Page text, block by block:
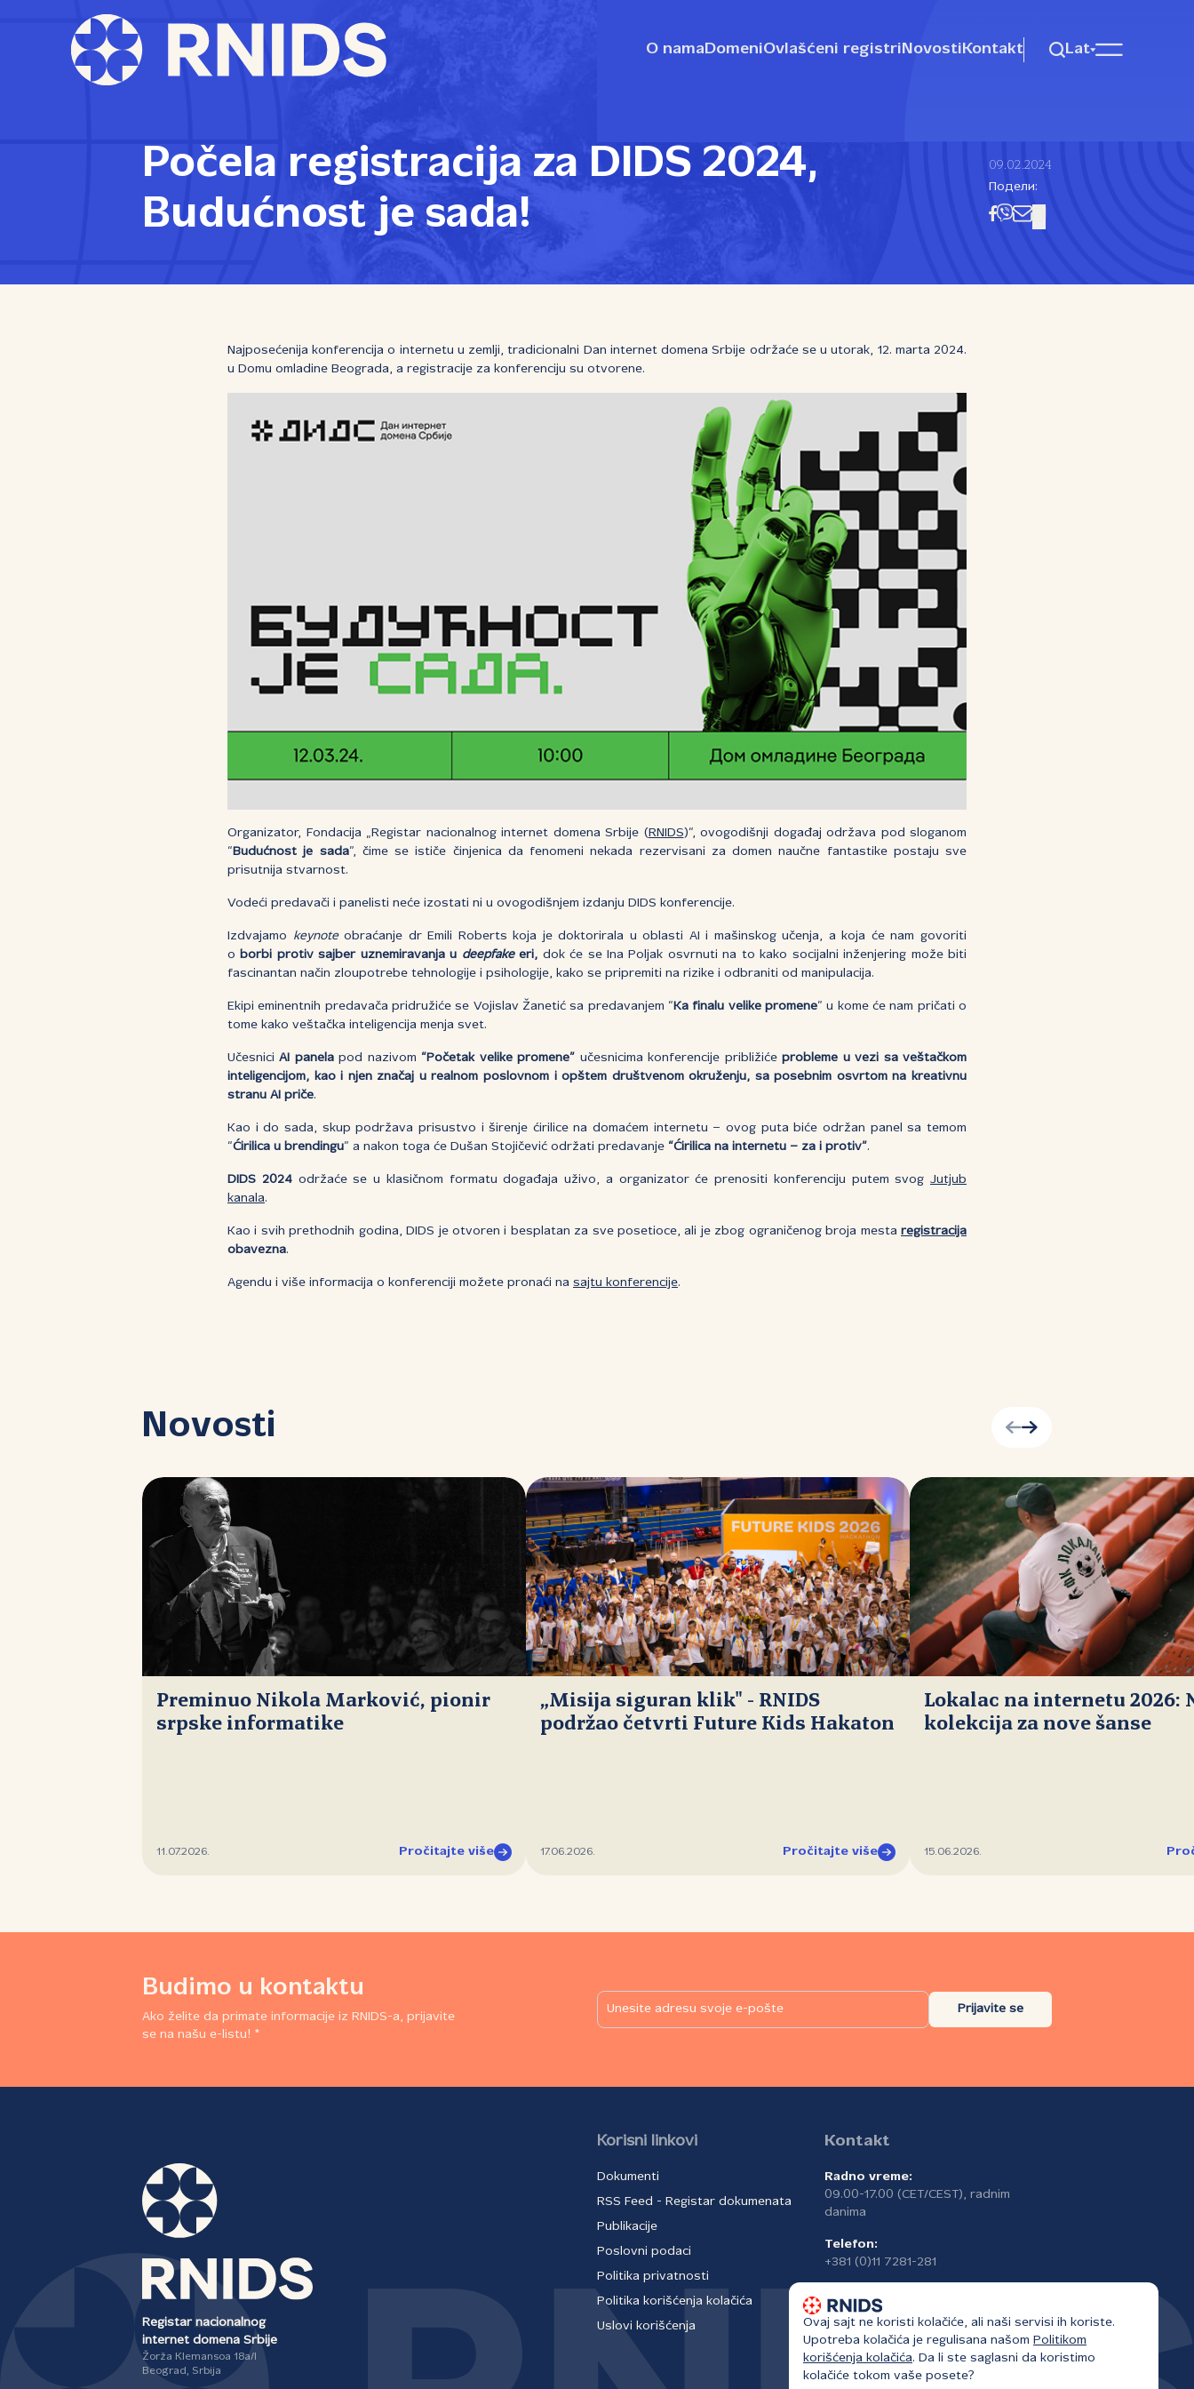
O nama DomeniOvlašćeni registri Novosti Kontakt Lat
Počela registracija za DIDS 2024,
Budućnost je sada!
09.02.2024
Подели:
Najposećenija konferencija o internetu u zemlji, tradicionalni Dan internet domena Srbije održaće se u utorak, 12. marta 2024.
u Domu omladine Beograda, a registracije za konferenciju su otvorene.
Organizator, Fondacija „Registar nacionalnog internet domena Srbije ( RNIDS)“, ovogodišnji događaj održava pod sloganom
“ Budućnost je sada”, čime se ističe činjenica da fenomeni nekada rezervisani za domen naučne fantastike postaju sve
prisutnija stvarnost.
Vodeći predavači i panelisti neće izostati ni u ovogodišnjem izdanju DIDS konferencije.
Izdvajamo keynoteobraćanje dr Emili Roberts koja je doktorirala u oblasti AI i mašinskog učenja, a koja će nam govoriti
o
borbi protiv sajber uznemiravanja u deepfakeeri, dok će se Ina Poljak osvrnuti na to kako socijalni inženjering može biti
fascinantan način zloupotrebe tehnologije i psihologije, kako se pripremiti na rizike i odbraniti od manipulacija.
Ekipi eminentnih predavača pridružiće se Vojislav Žanetić sa predavanjem “ Ka finalu velike promene” u kome će nam pričati o
tome kako veštačka inteligencija menja svet.
Učesnici AI panelapod nazivom “Početak velike promene” učesnicima konferencije približićeprobleme u vezi sa veštačkom
inteligencijom, kao i njen značaj u realnom poslovnom i opštem društvenom okruženju, sa posebnim osvrtom na kreativnu
stranu AI priče.
Kao i do sada, skup podržava prisustvo i širenje ćirilice na domaćem internetu – ovog puta biće održan panel sa temom
“Ćirilica u brendingu” a nakon toga će Dušan Stojičević održati predavanje “Ćirilica na internetu – za i protiv”.
DIDS 2024održaće se u klasičnom formatu događaja uživo, a organizator će prenositi konferenciju putem svog Jutjub
kanala.
Kao i svih prethodnih godina, DIDS je otvoren i besplatan za sve posetioce, ali je zbog ograničenog broja mesta registracija
obavezna.
Agendu i više informacija o konferenciji možete pronaći na sajtu konferencije.
Novosti
Preminuo Nikola Marković, pionir
srpske informatike
11.07.2026. Pročitajte više
„Misija siguran klik" - RNIDS
podržao četvrti Future Kids Hakaton
17.06.2026. Pročitajte više
Lokalac na internetu 2026:
kolekcija za nove šanse
15.06.2026.
Budimo u kontaktu
Ako želite da primate informacije iz RNIDS-a, prijavite
se na našu e-listu! *
Prijavite se
Registar nacionalnog
internet domena Srbije
Žorža Klemansoa 18a/I
Beograd, Srbija
Korisni linkovi
Dokumenti
RSS Feed - Registar dokumenata
Publikacije
Poslovni podaci
Politika privatnosti
Politika korišćenja kolačića
Uslovi korišćenja
Kontakt
Radno vreme:
09.00-17.00 (CET/CEST), radnim
danima
Telefon:
+381 (0)11 7281-281
Ovaj sajt ne koristi kolačiće, ali naši servisi ih koriste.
Upotreba kolačića je regulisana našom Politikom
korišćenja kolačića. Da li ste saglasni da koristimo
kolačiće tokom vaše posete?